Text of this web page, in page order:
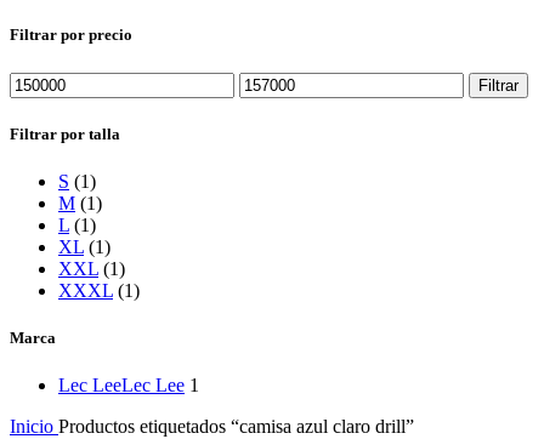
Filtrar por precio
Precio
mínimo
Precio
máximo
Filtrar
Filtrar por talla
S (1)
M (1)
L (1)
XL (1)
XXL (1)
XXXL (1)
Marca
Lec LeeLec Lee 1
Inicio Productos etiquetados “camisa azul claro drill”